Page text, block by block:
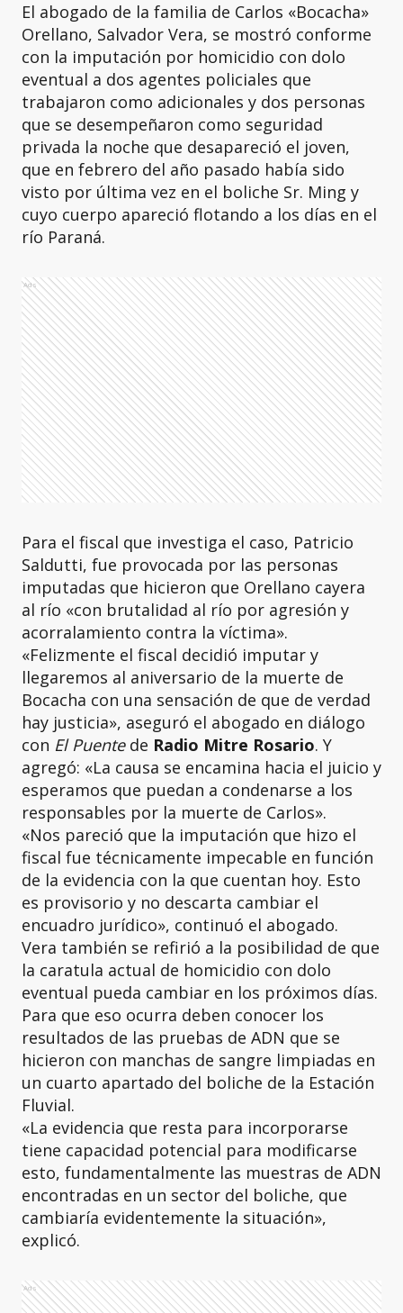
El abogado de la familia de Carlos «Bocacha»
Orellano, Salvador Vera, se mostró conforme
con la imputación por homicidio con dolo
eventual a dos agentes policiales que
trabajaron como adicionales y dos personas
que se desempeñaron como seguridad
privada la noche que desapareció el joven,
que en febrero del año pasado había sido
visto por última vez en el boliche Sr. Ming y
cuyo cuerpo apareció flotando a los días en el
río Paraná.
Ads
Para el fiscal que investiga el caso, Patricio
Saldutti, fue provocada por las personas
imputadas que hicieron que Orellano cayera
al río «con brutalidad al río por agresión y
acorralamiento contra la víctima».
«Felizmente el fiscal decidió imputar y
llegaremos al aniversario de la muerte de
Bocacha con una sensación de que de verdad
hay justicia», aseguró el abogado en diálogo
con El Puente de Radio Mitre Rosario. Y
agregó: «La causa se encamina hacia el juicio y
esperamos que puedan a condenarse a los
responsables por la muerte de Carlos».
«Nos pareció que la imputación que hizo el
fiscal fue técnicamente impecable en función
de la evidencia con la que cuentan hoy. Esto
es provisorio y no descarta cambiar el
encuadro jurídico», continuó el abogado.
Vera también se refirió a la posibilidad de que
la caratula actual de homicidio con dolo
eventual pueda cambiar en los próximos días.
Para que eso ocurra deben conocer los
resultados de las pruebas de ADN que se
hicieron con manchas de sangre limpiadas en
un cuarto apartado del boliche de la Estación
Fluvial.
«La evidencia que resta para incorporarse
tiene capacidad potencial para modificarse
esto, fundamentalmente las muestras de ADN
encontradas en un sector del boliche, que
cambiaría evidentemente la situación»,
explicó.
Ads